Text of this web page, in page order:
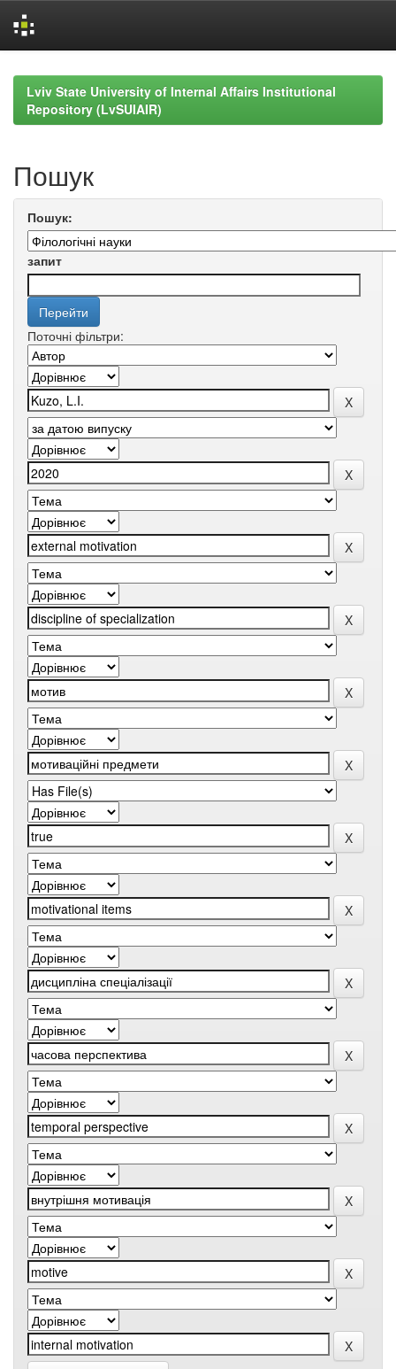
navigationLviv State University of Internal Affairs Institutional
Repository (LvSUIAIR)
Пошук
Пошук:
запит
Поточні фільтри: